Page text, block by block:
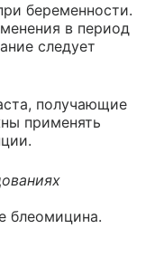
беременности.
в период
следует
получающие
применять
блеомицина.